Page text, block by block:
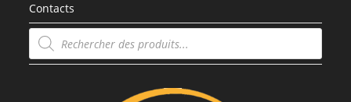
Contacts
Recherche
de
produits